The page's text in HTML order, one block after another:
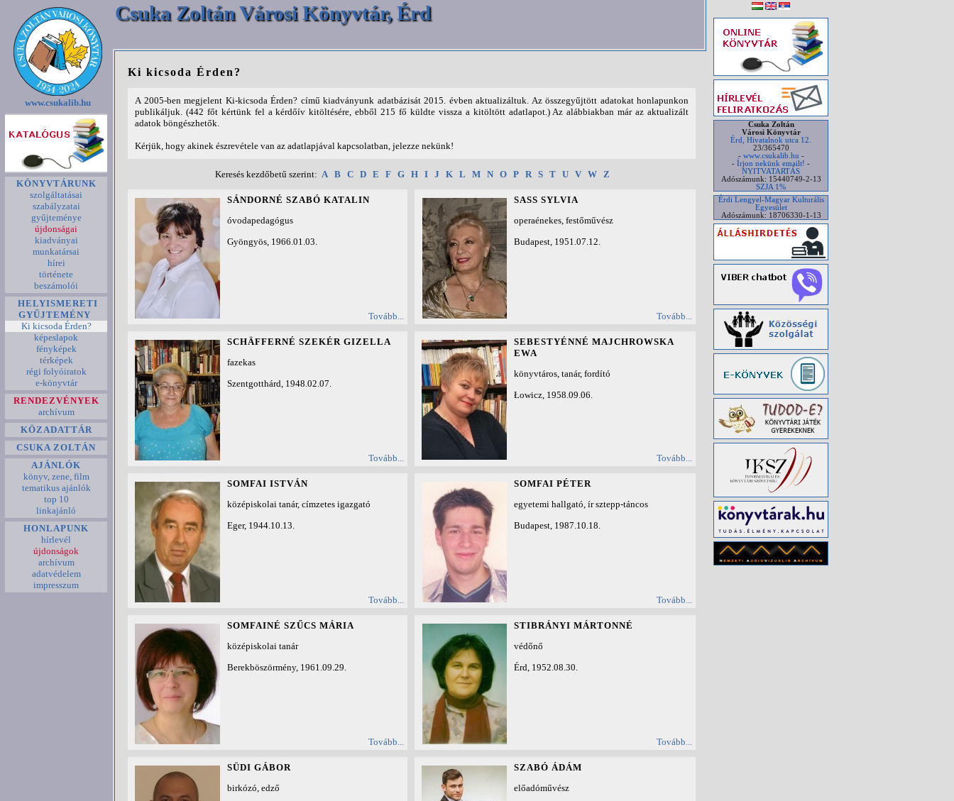
Csuka Zoltán Városi Könyvtár, Érd
www.csukalib.hu
KÖNYVTÁRUNK
szolgáltatásai
szabályzatai
gyűjteménye
újdonságai
kiadványai
munkatársai
hírei
története
beszámolói
HELYISMERETI
GYŰJTEMÉNY
Ki kicsoda Érden?
képeslapok
fényképek
térképek
régi folyóiratok
e-könyvtár
RENDEZVÉNYEK
archívum
KÖZADATTÁR
CSUKA ZOLTÁN
AJÁNLÓK
könyv, zene, film
tematikus ajánlók
top 10
linkajánló
HONLAPUNK
hírlevél
újdonságok
archívum
adatvédelem
impresszum
Ki kicsoda Érden?
A 2005-ben megjelent Ki-kicsoda Érden? című kiadványunk adatbázisát 2015. évben aktualizáltuk. Az összegyűjtött adatokat honlapunkon
publikáljuk. (442 főt kértünk fel a kérdőív kitöltésére, ebből 215 fő küldte vissza a kitöltött adatlapot.) Az alábbiakban már az aktualizált
adatok böngészhetők.
Kérjük, hogy akinek észrevétele van az adatlapjával kapcsolatban, jelezze nekünk!
Keresés kezdőbetű szerint: A B C D E F G H I J K L M N O P R S T U V W Z
SÁNDORNÉ SZABÓ KATALIN
óvodapedagógus
Gyöngyös, 1966.01.03.
Tovább...
SASS SYLVIA
operaénekes, festőművész
Budapest, 1951.07.12.
Tovább...
SCHÄFFERNÉ SZEKÉR GIZELLA
fazekas
Szentgotthárd, 1948.02.07.
Tovább...
SEBESTYÉNNÉ MAJCHROWSKA
EWA
könyvtáros, tanár, fordító
Łowicz, 1958.09.06.
Tovább...
SOMFAI ISTVÁN
középiskolai tanár, címzetes igazgató
Eger, 1944.10.13.
Tovább...
SOMFAI PÉTER
egyetemi hallgató, ír sztepp-táncos
Budapest, 1987.10.18.
Tovább...
SOMFAINÉ SZŰCS MÁRIA
középiskolai tanár
Berekböszörmény, 1961.09.29.
Tovább...
STIBRÁNYI MÁRTONNÉ
védőnő
Érd, 1952.08.30.
Tovább...
SÜDI GÁBOR
birkózó, edző
SZABÓ ÁDÁM
előadóművész
Csuka Zoltán
Városi Könyvtár
Érd, Hivatalnok utca 12.
23/365470
- www.csukalib.hu -
- Írjon nekünk emailt! -
NYITVATARTÁS
Adószámunk: 15440749-2-13
SZJA 1%
Érdi Lengyel-Magyar Kulturális
Egyesület
Adószámunk: 18706330-1-13